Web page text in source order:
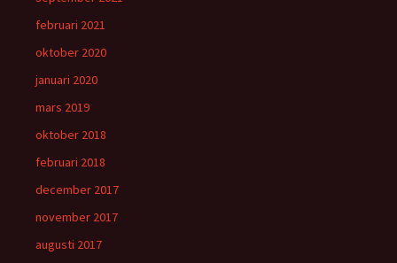
februari 2021
oktober 2020
januari 2020
mars 2019
oktober 2018
februari 2018
december 2017
november 2017
augusti 2017